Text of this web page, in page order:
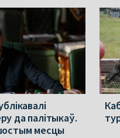
да палітыкаў.
месцы